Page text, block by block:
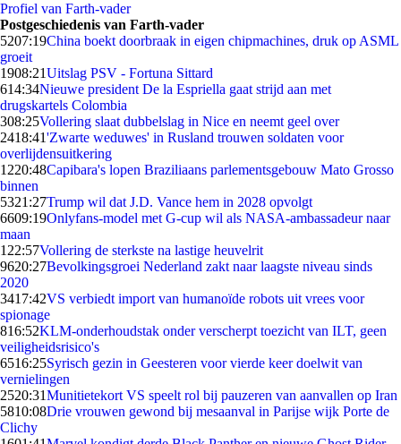
Profiel van Farth-vader
Postgeschiedenis van Farth-vader
5207:19China boekt doorbraak in eigen chipmachines, druk op ASML
groeit
1908:21Uitslag PSV - Fortuna Sittard
614:34Nieuwe president De la Espriella gaat strijd aan met
drugskartels Colombia
308:25Vollering slaat dubbelslag in Nice en neemt geel over
2418:41'Zwarte weduwes' in Rusland trouwen soldaten voor
overlijdensuitkering
1220:48Capibara's lopen Braziliaans parlementsgebouw Mato Grosso
binnen
5321:27Trump wil dat J.D. Vance hem in 2028 opvolgt
6609:19Onlyfans-model met G-cup wil als NASA-ambassadeur naar
maan
1 22:57Vollering de sterkste na lastige heuvelrit
9620:27Bevolkingsgroei Nederland zakt naar laagste niveau sinds
2020
3417:42VS verbiedt import van humanoïde robots uit vrees voor
spionage
816:52KLM-onderhoudstak onder verscherpt toezicht van ILT, geen
veiligheidsrisico's
6516:25Syrisch gezin in Geesteren voor vierde keer doelwit van
vernielingen
2520:31Munitietekort VS speelt rol bij pauzeren van aanvallen op Iran
5810:08Drie vrouwen gewond bij mesaanval in Parijse wijk Porte de
Clichy